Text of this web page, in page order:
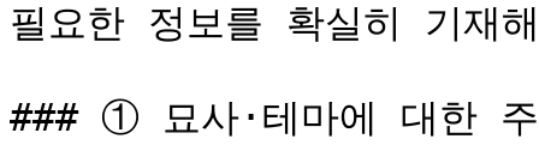
필요한 정보를 확실히 기재
### ① 묘사·테마에 대한